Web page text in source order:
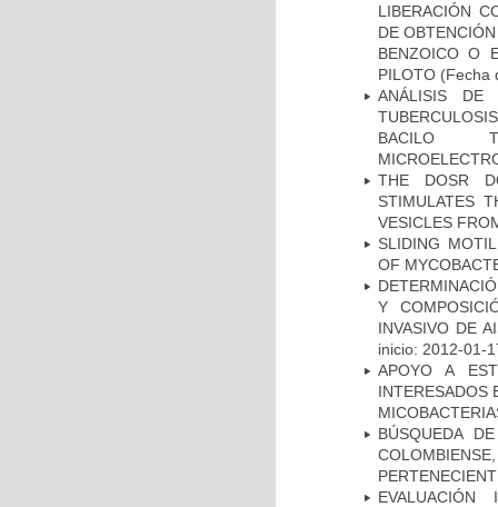
LIBERACIÓN
DE
BENZOICO O
PILOTO (Fecha
ANÁLISIS DE
BACILO
THE DOSR
STIMULATES
VESICLES
SLIDING
OF
Y
INVASIVO DE
inicio: 2012-01-
APOYO A
INTERESADOS
BÚSQUEDA